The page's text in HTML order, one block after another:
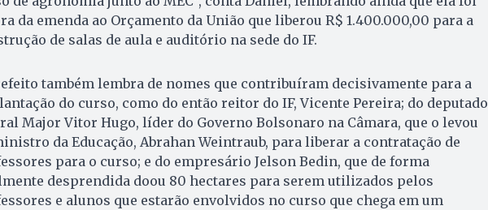
da emenda ao Orçamento da União que liberou R$ 1.400.000,00 para a
de salas de aula e auditório na sede do IF.
também lembra de nomes que contribuíram decisivamente para a
do curso, como do então reitor do IF, Vicente Pereira; do deputado
Major Vitor Hugo, líder do Governo Bolsonaro na Câmara, que o levou
da Educação, Abrahan Weintraub, para liberar a contratação de
para o curso; e do empresário Jelson Bedin, que de forma
desprendida doou 80 hectares para serem utilizados pelos
e alunos que estarão envolvidos no curso que chega em um